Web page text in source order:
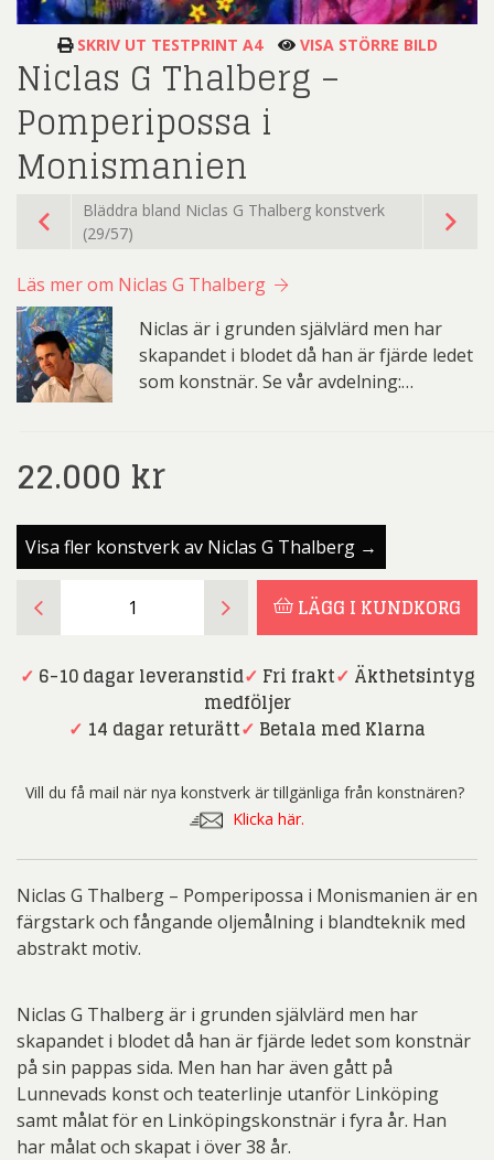
SKRIV UT TESTPRINT A4 VISA STÖRRE BILD
Niclas G Thalberg –
Pomperipossa i
Monismanien
Bläddra bland Niclas G Thalberg konstverk
(29/57)
Läs mer om Niclas G Thalberg
Niclas är i grunden självlärd men har
skapandet i blodet då han är fjärde ledet
som konstnär. Se vår avdelning:…
22.000 kr
Visa fler konstverk av Niclas G Thalberg →
-
LÄGG I KUNDKORG
✓ 6-10 dagar leveranstid✓ Fri frakt✓ Äkthetsintyg
medföljer
✓ 14 dagar returätt✓ Betala med Klarna
Vill du få mail när nya konstverk är tillgänliga från konstnären?
Klicka här.
Niclas G Thalberg – Pomperipossa i Monismanien är en
färgstark och fångande oljemålning i blandteknik med
abstrakt motiv.
Niclas G Thalberg är i grunden självlärd men har
skapandet i blodet då han är fjärde ledet som konstnär
på sin pappas sida. Men han har även gått på
Lunnevads konst och teaterlinje utanför Linköping
samt målat för en Linköpingskonstnär i fyra år. Han
har målat och skapat i över 38 år.